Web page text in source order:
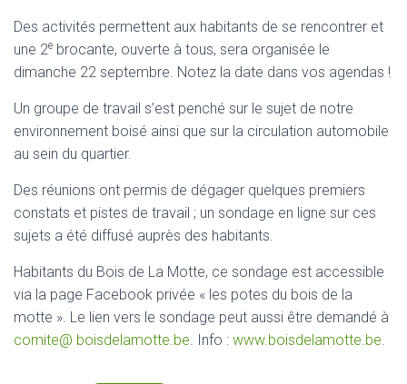
Des activités permettent aux habitants de se rencontrer et
une 2e brocante, ouverte à tous, sera organisée le
dimanche 22 septembre. Notez la date dans vos agendas !
Un groupe de travail s’est penché sur le sujet de notre
environnement boisé ainsi que sur la circulation automobile
au sein du quartier.
Des réunions ont permis de dégager quelques premiers
constats et pistes de travail ; un sondage en ligne sur ces
sujets a été diffusé auprès des habitants.
Habitants du Bois de La Motte, ce sondage est accessible
via la page Facebook privée « les potes du bois de la
motte ». Le lien vers le sondage peut aussi être demandé à
comite@ boisdelamotte.be. Info : www.boisdelamotte.be.